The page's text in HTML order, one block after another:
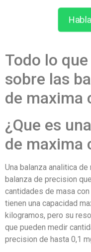
Todo lo
sobre las
de maxima
¿Que es
de maxima
Una balanza analitica
balanza de precision
cantidades de masa
tienen una capacidad
kilogramos, pero su
que pueden medir
precision de hasta 0,1